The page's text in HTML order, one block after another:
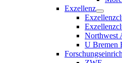
Exzellenz
Northwest
U Bremen